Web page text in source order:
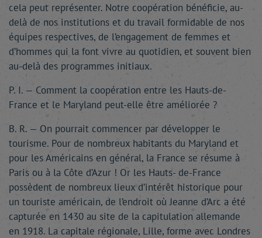
cela peut représenter. Notre coopération bénéficie, au-
delà de nos institutions et du travail formidable de nos
équipes respectives, de l’engagement de femmes et
d’hommes qui la font vivre au quotidien, et souvent bien
au-delà des programmes initiaux.
P. I. — Comment la coopération entre les Hauts-de-
France et le Maryland peut-elle être améliorée ?
B. R. — On pourrait commencer par développer le
tourisme. Pour de nombreux habitants du Maryland et
pour les Américains en général, la France se résume à
Paris ou à la Côte d’Azur ! Or les Hauts- de-France
possèdent de nombreux lieux d’intérêt historique pour
un touriste américain, de l’endroit où Jeanne d’Arc a été
capturée en 1430 au site de la capitulation allemande
en 1918. La capitale régionale, Lille, forme avec Londres